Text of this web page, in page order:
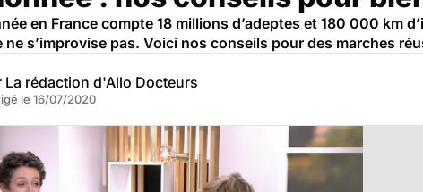
en France compte 18 millions d’adeptes et 180 000 km
ne s’improvise pas. Voici nos conseils pour des marches
La rédaction d'Allo Docteurs
le 16/07/2020